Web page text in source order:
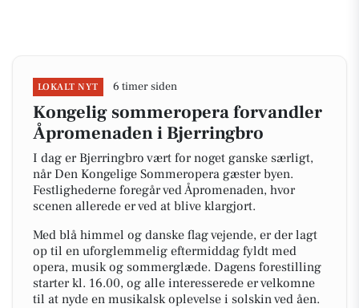
LOKALT NYT 6 timer siden
Kongelig sommeropera forvandler
Åpromenaden i Bjerringbro
I dag er Bjerringbro vært for noget ganske særligt,
når Den Kongelige Sommeropera gæster byen.
Festlighederne foregår ved Åpromenaden, hvor
scenen allerede er ved at blive klargjort.
Med blå himmel og danske flag vejende, er der lagt
op til en uforglemmelig eftermiddag fyldt med
opera, musik og sommerglæde. Dagens forestilling
starter kl. 16.00, og alle interesserede er velkomne
til at nyde en musikalsk oplevelse i solskin ved åen.